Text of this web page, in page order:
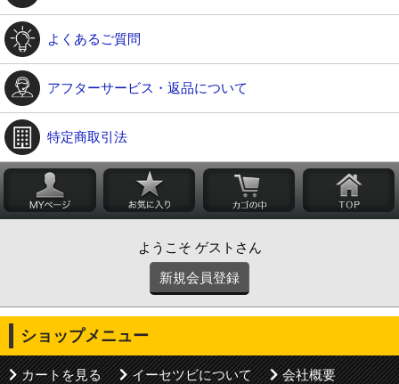
よくあるご質問
アフターサービス・返品について
特定商取引法
ようこそ ゲストさん
新規会員登録
ショップメニュー
カートを見る イーセツビについて 会社概要